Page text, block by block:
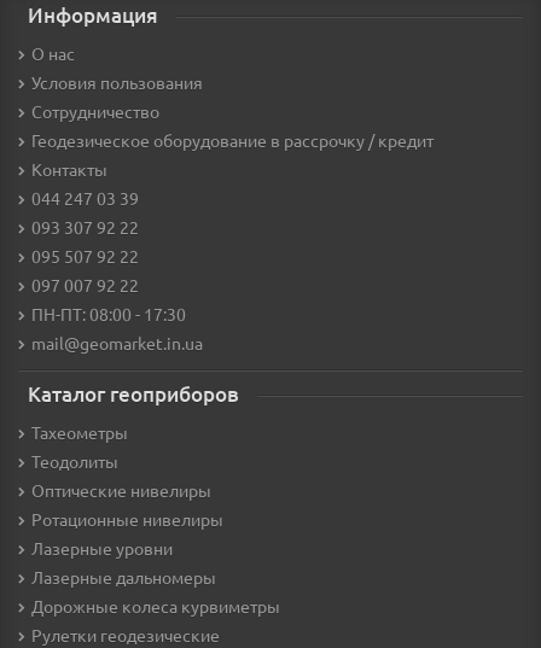
Информация
О нас
Условия пользования
Сотрудничество
Геодезическое оборудование в рассрочку / кредит
Контакты
044 247 03 39
093 307 92 22
095 507 92 22
097 007 92 22
ПН-ПТ: 08:00 - 17:30
mail@geomarket.in.ua
Каталог геоприборов
Тахеометры
Теодолиты
Оптические нивелиры
Ротационные нивелиры
Лазерные уровни
Лазерные дальномеры
Дорожные колеса курвиметры
Рулетки геодезические